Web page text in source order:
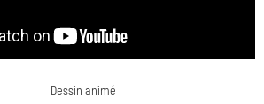
Dessin animé